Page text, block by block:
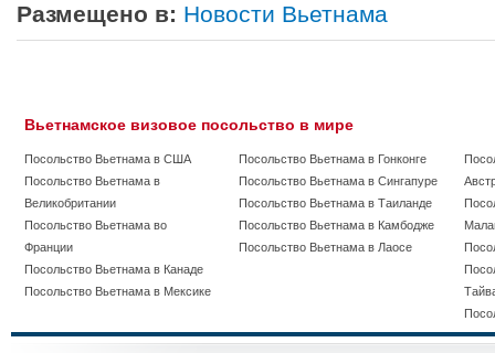
Размещено в: Новости Вьетнама
Вьетнамское визовое посольство в мире
Посольство Вьетнама в США
Посольство Вьетнама в
Великобритании
Посольство Вьетнама во
Франции
Посольство Вьетнама в Канаде
Посольство Вьетнама в Мексике
Посольство Вьетнама в Гонконге
Посольство Вьетнама в Сингапуре
Посольство Вьетнама в Таиланде
Посольство Вьетнама в Камбодже
Посольство Вьетнама в Лаосе